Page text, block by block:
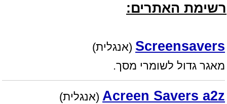
רשימת האתרים:
Screensavers (אנגלית)
מאגר גדול לשומרי מסך.
Acreen Savers a2z (אנגלית)